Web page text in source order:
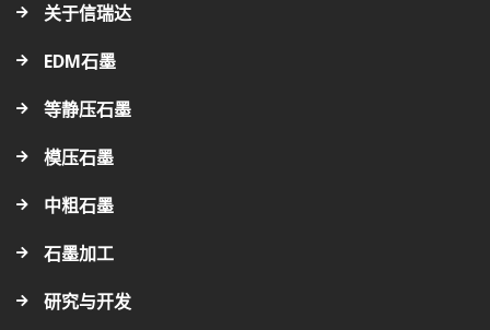
关于信瑞达
EDM石墨
等静压石墨
模压石墨
中粗石墨
石墨加工
研究与开发